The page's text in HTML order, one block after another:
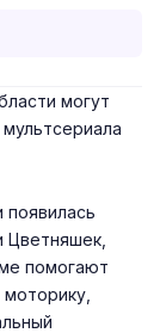
могут
Цветняшек,
помогают